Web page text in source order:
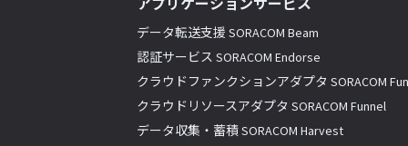
アプリケーションサービス
データ転送支援 SORACOM Beam
認証サービス SORACOM Endorse
クラウドファンクションアダプタ SORACOM
クラウドリソースアダプタ SORACOM Funnel
データ収集・蓄積 SORACOM Harvest